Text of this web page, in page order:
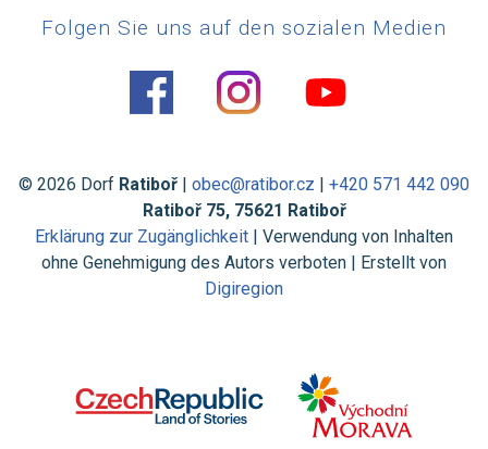
Folgen Sie uns auf den sozialen Medien
© 2026 Dorf Ratiboř | obec@ratibor.cz | +420 571 442 090
Ratiboř 75, 75621 Ratiboř
Erklärung zur Zugänglichkeit | Verwendung von Inhalten
ohne Genehmigung des Autors verboten | Erstellt von
Digiregion